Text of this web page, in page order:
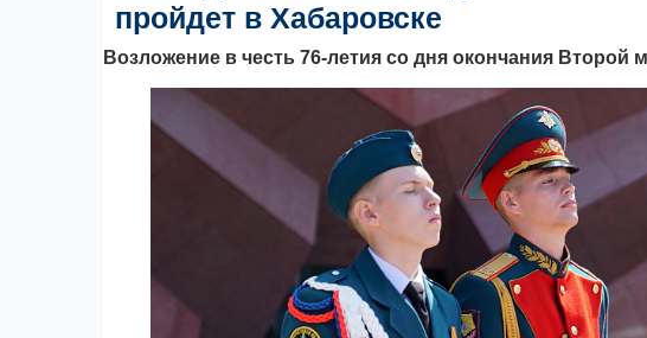
пройдет в Хабаровске
Возложение в честь 76-летия со дня окончания